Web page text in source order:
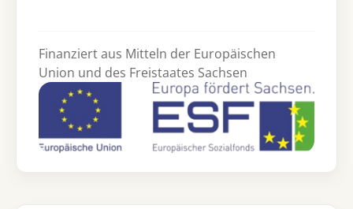
Finanziert aus Mitteln der Europäischen
Union und des Freistaates Sachsen